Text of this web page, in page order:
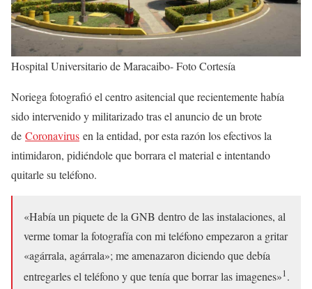
Hospital Universitario de Maracaibo- Foto Cortesía
Noriega fotografió el centro asitencial que recientemente había
sido intervenido y militarizado tras el anuncio de un brote
de Coronavirus en la entidad, por esta razón los efectivos la
intimidaron, pidiéndole que borrara el material e intentando
quitarle su teléfono.
«Había un piquete de la GNB dentro de las instalaciones, al
verme tomar la fotografía con mi teléfono empezaron a gritar
«agárrala, agárrala»; me amenazaron diciendo que debía
entregarles el teléfono y que tenía que borrar las imagenes»1.